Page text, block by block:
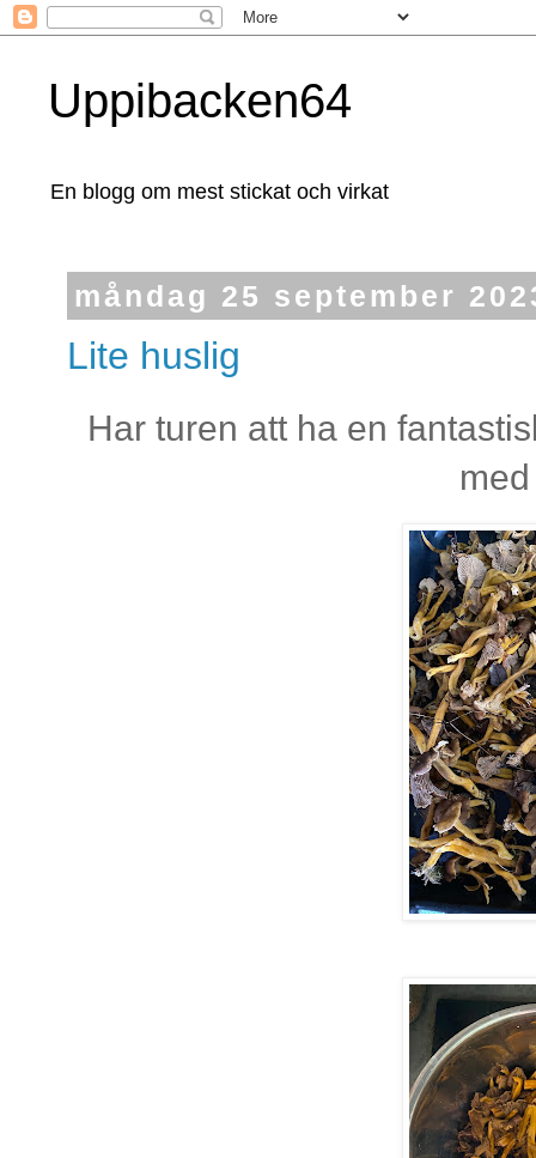
Uppibacken64
En blogg om mest stickat och virkat
måndag 25 september
Lite huslig
Har turen att ha en